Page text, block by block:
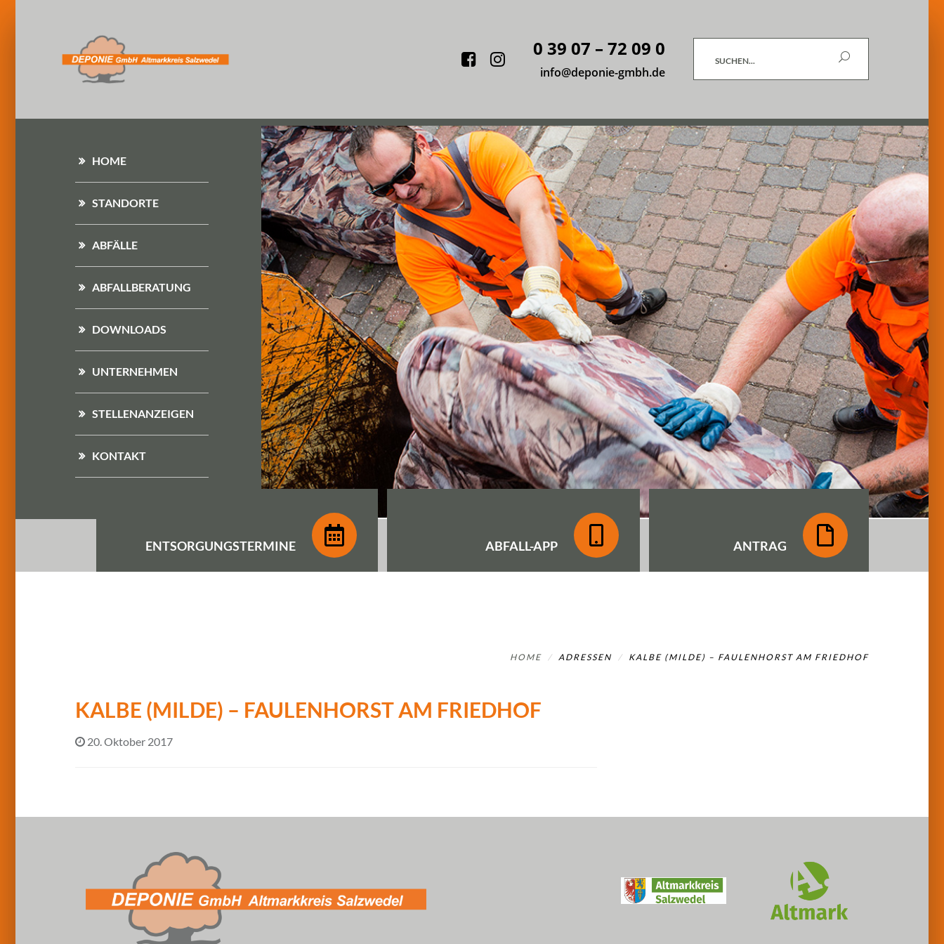
Facebook
Instagram
0 39 07 – 72 09 0
info@deponie-gmbh.de
Suchen
HOME
STANDORTE
ABFÄLLE
ABFALLBERATUNG
DOWNLOADS
UNTERNEHMEN
STELLENANZEIGEN
KONTAKT
ENTSORGUNGSTERMINE ABFALL-APP ANTRAG
HOME ADRESSEN KALBE (MILDE) – FAULENHORST AM FRIEDHOF
KALBE (MILDE) – FAULENHORST AM FRIEDHOF
20. Oktober 2017